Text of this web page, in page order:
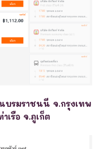
บรมราชนนี จ.กรุงเทพ
เรือ จ.ภูเก็ต